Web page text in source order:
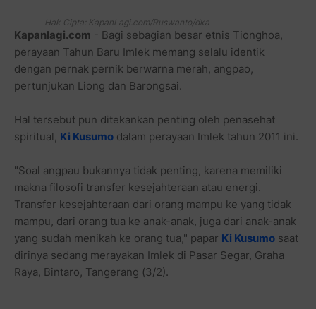
Hak Cipta: KapanLagi.com/Ruswanto/dka
Kapanlagi.com - Bagi sebagian besar etnis Tionghoa,
perayaan Tahun Baru Imlek memang selalu identik
dengan pernak pernik berwarna merah, angpao,
pertunjukan Liong dan Barongsai.
Hal tersebut pun ditekankan penting oleh penasehat
spiritual, Ki Kusumo dalam perayaan Imlek tahun 2011 ini.
"Soal angpau bukannya tidak penting, karena memiliki
makna filosofi transfer kesejahteraan atau energi.
Transfer kesejahteraan dari orang mampu ke yang tidak
mampu, dari orang tua ke anak-anak, juga dari anak-anak
yang sudah menikah ke orang tua," papar Ki Kusumo saat
dirinya sedang merayakan Imlek di Pasar Segar, Graha
Raya, Bintaro, Tangerang (3/2).